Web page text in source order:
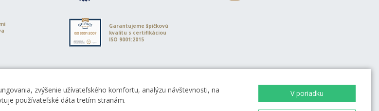
Garantujeme špičkovú
kvalitu s certifikáciou
ISO 9001:2015
zvýšenie užívateľského komfortu, analýzu návštevnosti, na
používateľské dáta tretím stranám.
V poriadku